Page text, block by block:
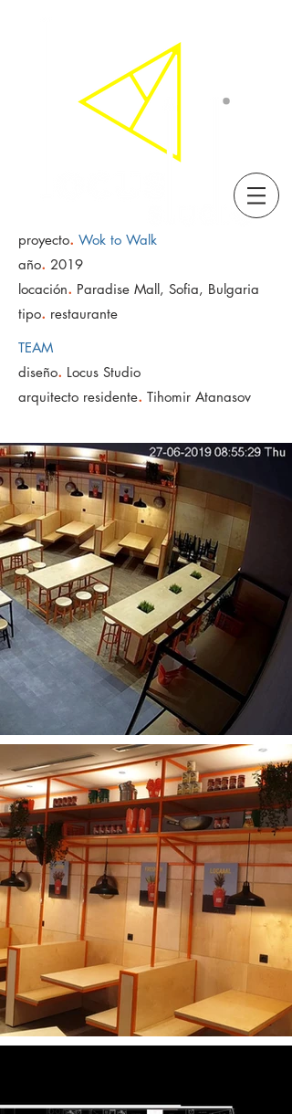
proyecto. Wok to Walk
año. 2019
locación. Paradise Mall, Sofia, Bulgaria
tipo. restaurante
TEAM
diseño. Locus Studio
arquitecto residente. Tihomir Atanasov